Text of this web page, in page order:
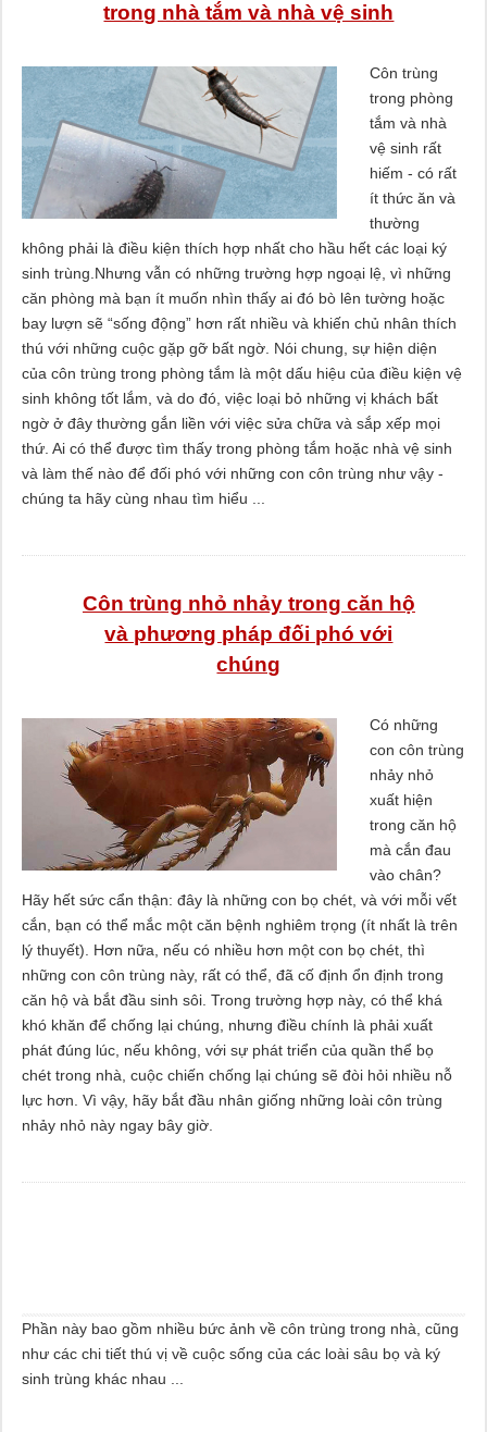
trong nhà tắm và nhà vệ sinh
Côn trùng
trong phòng
tắm và nhà
vệ sinh rất
hiếm - có rất
ít thức ăn và
thường
không phải là điều kiện thích hợp nhất cho hầu hết các loại ký
sinh trùng.Nhưng vẫn có những trường hợp ngoại lệ, vì những
căn phòng mà bạn ít muốn nhìn thấy ai đó bò lên tường hoặc
bay lượn sẽ “sống động” hơn rất nhiều và khiến chủ nhân thích
thú với những cuộc gặp gỡ bất ngờ. Nói chung, sự hiện diện
của côn trùng trong phòng tắm là một dấu hiệu của điều kiện vệ
sinh không tốt lắm, và do đó, việc loại bỏ những vị khách bất
ngờ ở đây thường gắn liền với việc sửa chữa và sắp xếp mọi
thứ. Ai có thể được tìm thấy trong phòng tắm hoặc nhà vệ sinh
và làm thế nào để đối phó với những con côn trùng như vậy -
chúng ta hãy cùng nhau tìm hiểu ...
Côn trùng nhỏ nhảy trong căn hộ
và phương pháp đối phó với
chúng
Có những
con côn trùng
nhảy nhỏ
xuất hiện
trong căn hộ
mà cắn đau
vào chân?
Hãy hết sức cẩn thận: đây là những con bọ chét, và với mỗi vết
cắn, bạn có thể mắc một căn bệnh nghiêm trọng (ít nhất là trên
lý thuyết). Hơn nữa, nếu có nhiều hơn một con bọ chét, thì
những con côn trùng này, rất có thể, đã cố định ổn định trong
căn hộ và bắt đầu sinh sôi. Trong trường hợp này, có thể khá
khó khăn để chống lại chúng, nhưng điều chính là phải xuất
phát đúng lúc, nếu không, với sự phát triển của quần thể bọ
chét trong nhà, cuộc chiến chống lại chúng sẽ đòi hỏi nhiều nỗ
lực hơn. Vì vậy, hãy bắt đầu nhân giống những loài côn trùng
nhảy nhỏ này ngay bây giờ.
Phần này bao gồm nhiều bức ảnh về côn trùng trong nhà, cũng
như các chi tiết thú vị về cuộc sống của các loài sâu bọ và ký
sinh trùng khác nhau ...